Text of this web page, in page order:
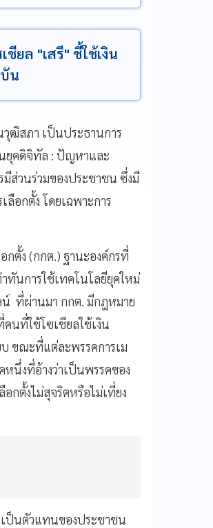
ยล "เสรี" ชี้ใช้เงิน
น
วุฒิสภา เป็นประธานการ
นยุคดิจิทัล : ปัญหาและ
ส่วนร่วมของประชาชน ซึ่งมี
อกตั้ง โดยเฉพาะการ
กตั้ง (กกต.) ฐานะองค์กรที่
ทันการใช้เทคโนโลยียุคใหม่
น์ ที่ผ่านมา กกต. มีกฎหมาย
คนที่ใช้โซเชียลใช้เงิน
บ ขณะที่แต่ละพรรคการเม
นึ่งที่อ้างว่าเป็นพรรคของ
กตั้งไม่สุจริตหรือไม่เที่ยง
เป็นตัวแทนของประชาชน